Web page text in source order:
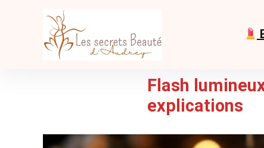
Flash
explications